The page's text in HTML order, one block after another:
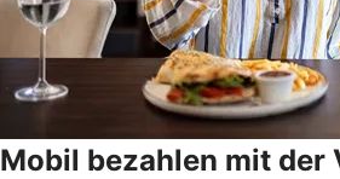
Mobil bezahlen mit der